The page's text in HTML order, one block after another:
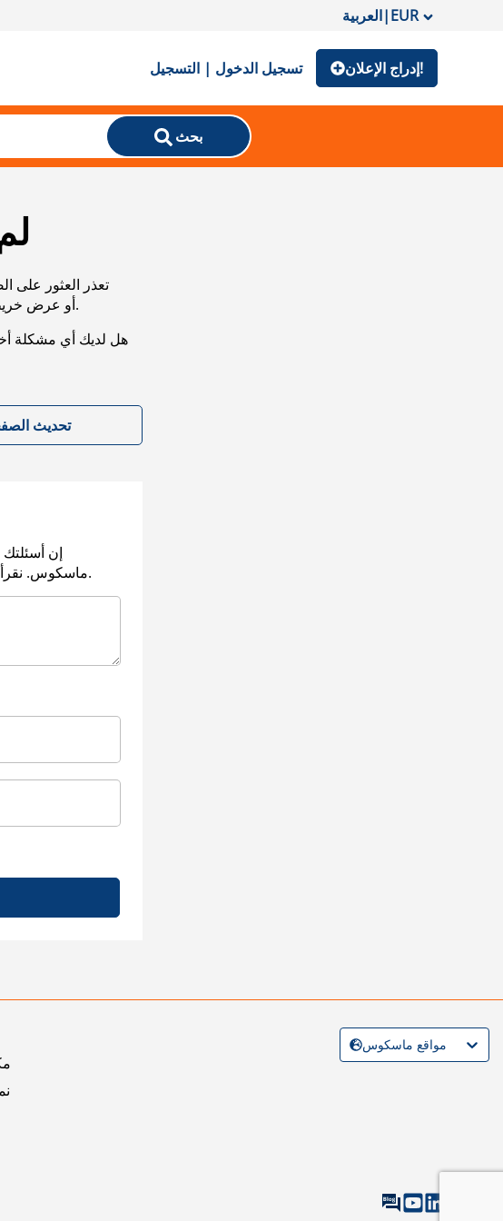
العربية|EUR
تسجيل الدخول | التسجيل إدراج الإعلان!
بحث
تعذر العثور على
URL، أو عرض خريطة الموقع الخاصة بنا لمساعدتك في العثور على ما تريد.
هل لديك أي مشكلة
إن
ماسكوس. نقرأ آراءك، ونرد عليها، بناء على طلبكم في أسرع وقت ممكن.
مواقع ماسكوس